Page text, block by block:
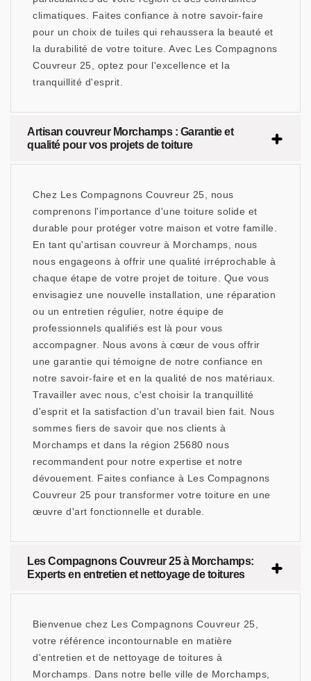
climatiques. Faites confiance à notre savoir-faire
pour un choix de tuiles qui rehaussera la beauté et
la durabilité de votre toiture. Avec Les Compagnons
Couvreur 25, optez pour l'excellence et la
tranquillité d'esprit.
Artisan couvreur Morchamps : Garantie et
qualité pour vos projets de toiture
Chez Les Compagnons Couvreur 25, nous
comprenons l'importance d'une toiture solide et
durable pour protéger votre maison et votre famille.
En tant qu'artisan couvreur à Morchamps, nous
nous engageons à offrir une qualité irréprochable à
chaque étape de votre projet de toiture. Que vous
envisagiez une nouvelle installation, une réparation
ou un entretien régulier, notre équipe de
professionnels qualifiés est là pour vous
accompagner. Nous avons à cœur de vous offrir
une garantie qui témoigne de notre confiance en
notre savoir-faire et en la qualité de nos matériaux.
Travailler avec nous, c'est choisir la tranquillité
d'esprit et la satisfaction d'un travail bien fait. Nous
sommes fiers de savoir que nos clients à
Morchamps et dans la région 25680 nous
recommandent pour notre expertise et notre
dévouement. Faites confiance à Les Compagnons
Couvreur 25 pour transformer votre toiture en une
œuvre d'art fonctionnelle et durable.
Les Compagnons Couvreur 25 à Morchamps:
Experts en entretien et nettoyage de toitures
Bienvenue chez Les Compagnons Couvreur 25,
votre référence incontournable en matière
d'entretien et de nettoyage de toitures à
Morchamps. Dans notre belle ville de Morchamps,